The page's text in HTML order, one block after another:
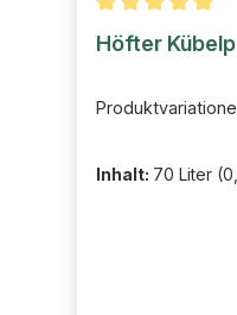
Höfter
Inhalt: 70 Liter